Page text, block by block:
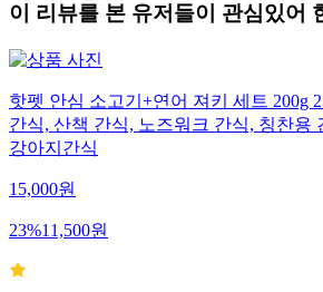
이 리뷰를 본 유저들이 관심있어
핫펫 안심 소고기+연어 져키 세트 200g
간식, 산책 간식, 노즈워크 간식, 칭찬용
강아지간식
15,000원
23%11,500원